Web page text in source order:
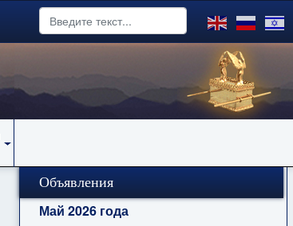
Объявления
Май 2026 года